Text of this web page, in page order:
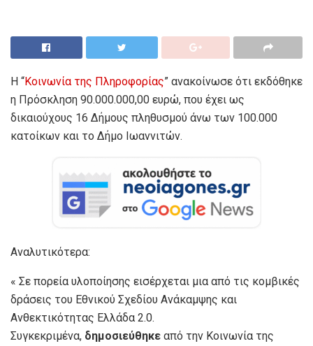
Η “Κοινωνία της Πληροφορίας” ανακοίνωσε ότι εκδόθηκε
η Πρόσκληση 90.000.000,00 ευρώ, που έχει ως
δικαιούχους 16 Δήμους πληθυσμού άνω των 100.000
κατοίκων και το Δήμο Ιωαννιτών.
Αναλυτικότερα:
« Σε πορεία υλοποίησης εισέρχεται μια από τις κομβικές
δράσεις του Εθνικού Σχεδίου Ανάκαμψης και
Ανθεκτικότητας Ελλάδα 2.0.
Συγκεκριμένα, δημοσιεύθηκε από την Κοινωνία της